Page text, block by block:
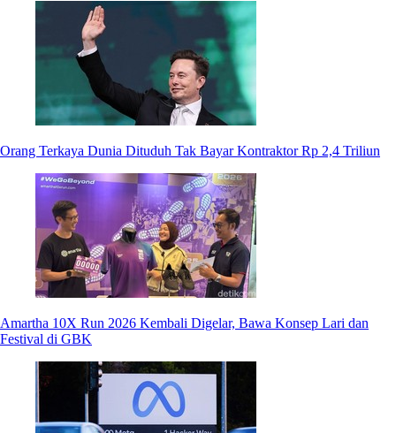
Orang Terkaya Dunia Dituduh Tak Bayar Kontraktor Rp 2,4 Triliun
Amartha 10X Run 2026 Kembali Digelar, Bawa Konsep Lari dan
Festival di GBK